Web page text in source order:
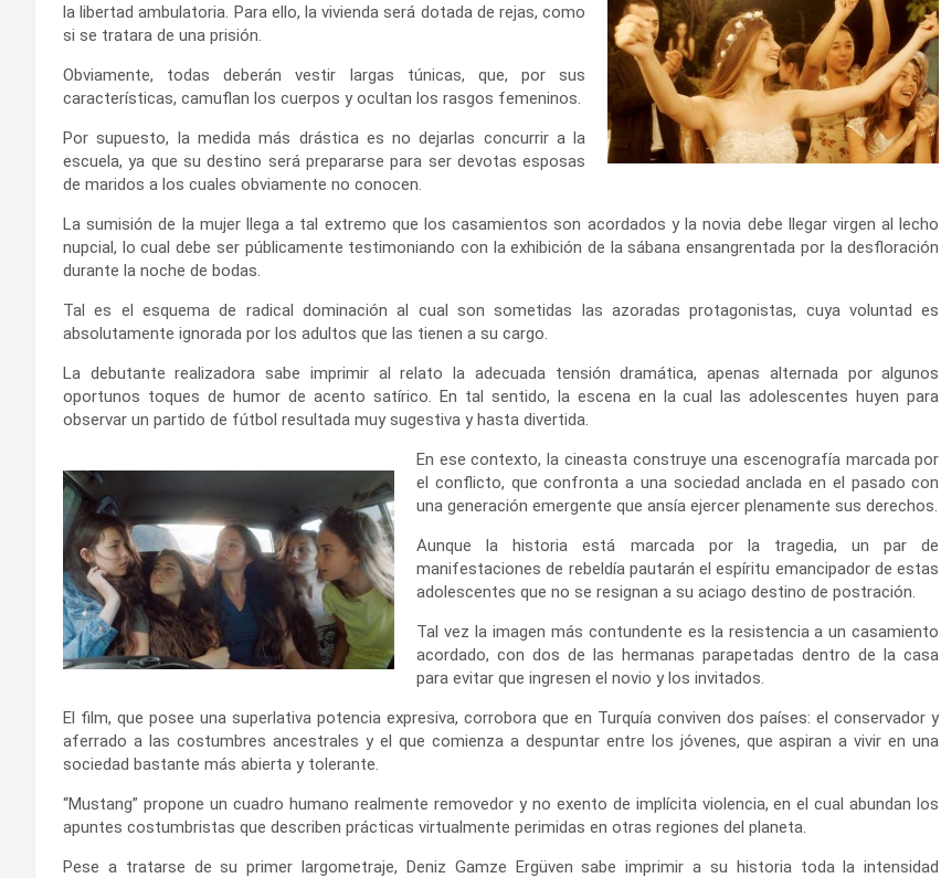
la libertad ambulatoria. Para ello, la vivienda será dotada de rejas, como
si se tratara de una prisión.
Obviamente, todas deberán vestir largas túnicas, que, por sus
características, camuflan los cuerpos y ocultan los rasgos femeninos.
Por supuesto, la medida más drástica es no dejarlas concurrir a la
escuela, ya que su destino será prepararse para ser devotas esposas
de maridos a los cuales obviamente no conocen.
La sumisión de la mujer llega a tal extremo que los casamientos son acordados y la novia debe llegar virgen al lecho
nupcial, lo cual debe ser públicamente testimoniando con la exhibición de la sábana ensangrentada por la desfloración
durante la noche de bodas.
Tal es el esquema de radical dominación al cual son sometidas las azoradas protagonistas, cuya voluntad es
absolutamente ignorada por los adultos que las tienen a su cargo.
La debutante realizadora sabe imprimir al relato la adecuada tensión dramática, apenas alternada por algunos
oportunos toques de humor de acento satírico. En tal sentido, la escena en la cual las adolescentes huyen para
observar un partido de fútbol resultada muy sugestiva y hasta divertida.
En ese contexto, la cineasta construye una escenografía marcada por
el conflicto, que confronta a una sociedad anclada en el pasado con
una generación emergente que ansía ejercer plenamente sus derechos.
Aunque la historia está marcada por la tragedia, un par de
manifestaciones de rebeldía pautarán el espíritu emancipador de estas
adolescentes que no se resignan a su aciago destino de postración.
Tal vez la imagen más contundente es la resistencia a un casamiento
acordado, con dos de las hermanas parapetadas dentro de la casa
para evitar que ingresen el novio y los invitados.
El film, que posee una superlativa potencia expresiva, corrobora que en Turquía conviven dos países: el conservador y
aferrado a las costumbres ancestrales y el que comienza a despuntar entre los jóvenes, que aspiran a vivir en una
sociedad bastante más abierta y tolerante.
“Mustang” propone un cuadro humano realmente removedor y no exento de implícita violencia, en el cual abundan los
apuntes costumbristas que describen prácticas virtualmente perimidas en otras regiones del planeta.
Pese a tratarse de su primer largometraje, Deniz Gamze Ergüven sabe imprimir a su historia toda la intensidad